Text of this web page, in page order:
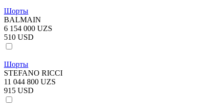
Шорты
BALMAIN
6 154 000 UZS
510 USD
Шорты
STEFANO RICCI
11 044 800 UZS
915 USD